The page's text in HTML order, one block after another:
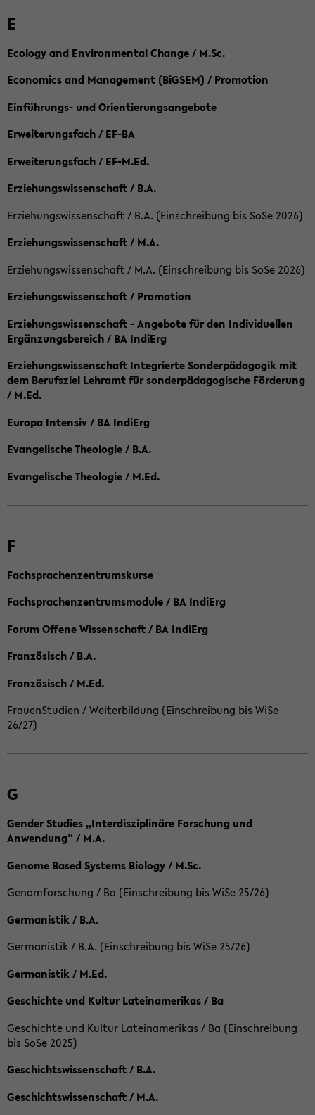
E
Ecology and Environmental Change / M.Sc.
Economics and Management (BiGSEM) / Promotion
Einführungs- und Orientierungsangebote
Erweiterungsfach / EF-BA
Erweiterungsfach / EF-M.Ed.
Erziehungswissenschaft / B.A.
Erziehungswissenschaft / B.A. (Einschreibung bis SoSe 2026)
Erziehungswissenschaft / M.A.
Erziehungswissenschaft / M.A. (Einschreibung bis SoSe 2026)
Erziehungswissenschaft / Promotion
Erziehungswissenschaft - Angebote für den Individuellen
Ergänzungsbereich / BA IndiErg
Erziehungswissenschaft Integrierte Sonderpädagogik mit
dem Berufsziel Lehramt für sonderpädagogische Förderung
/ M.Ed.
Europa Intensiv / BA IndiErg
Evangelische Theologie / B.A.
Evangelische Theologie / M.Ed.
F
Fachsprachenzentrumskurse
Fachsprachenzentrumsmodule / BA IndiErg
Forum Offene Wissenschaft / BA IndiErg
Französisch / B.A.
Französisch / M.Ed.
FrauenStudien / Weiterbildung (Einschreibung bis WiSe
26/27)
G
Gender Studies „Interdisziplinäre Forschung und
Anwendung“ / M.A.
Genome Based Systems Biology / M.Sc.
Genomforschung / Ba (Einschreibung bis WiSe 25/26)
Germanistik / B.A.
Germanistik / B.A. (Einschreibung bis WiSe 25/26)
Germanistik / M.Ed.
Geschichte und Kultur Lateinamerikas / Ba
Geschichte und Kultur Lateinamerikas / Ba (Einschreibung
bis SoSe 2025)
Geschichtswissenschaft / B.A.
Geschichtswissenschaft / M.A.